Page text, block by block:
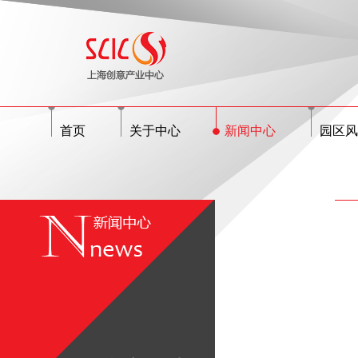
首页 关于中心 新闻中心 园区